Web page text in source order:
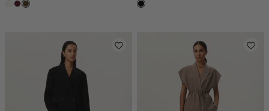
creme,
pruim,
toffee zwart